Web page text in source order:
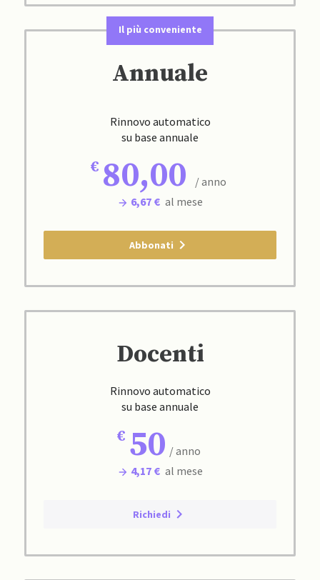
Il più conveniente
Annuale
Rinnovo automatico
su base annuale
80,00
/ anno
6,67 € al mese
Abbonati
Docenti
Rinnovo automatico
su base annuale
50 / anno
4,17 € al mese
Richiedi